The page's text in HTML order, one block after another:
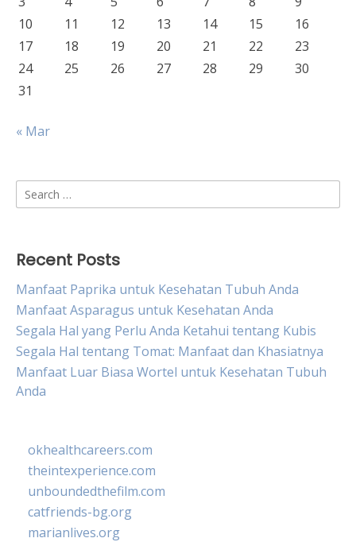
10
11 12 13 14 15
16
17
18 19 20 21 22
23
24
25 26 27 28 29
30
31
« Mar
Search
for:
Recent Posts
Manfaat Paprika untuk Kesehatan Tubuh Anda
Manfaat Asparagus untuk Kesehatan Anda
Segala Hal yang Perlu Anda Ketahui tentang Kubis
Segala Hal tentang Tomat: Manfaat dan Khasiatnya
Manfaat Luar Biasa Wortel untuk Kesehatan Tubuh
Anda
okhealthcareers.com
theintexperience.com
unboundedthefilm.com
catfriends-bg.org
marianlives.org